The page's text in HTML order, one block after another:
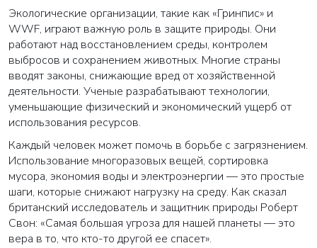
Экологические организации, такие как «Гринпис» и
WWF, играют важную роль в защите природы. Они
работают над восстановлением среды, контролем
выбросов и сохранением животных. Многие страны
вводят законы, снижающие вред от хозяйственной
деятельности. Ученые разрабатывают технологии,
уменьшающие физический и экономический ущерб от
использования ресурсов.
Каждый человек может помочь в борьбе с загрязнением.
Использование многоразовых вещей, сортировка
мусора, экономия воды и электроэнергии — это простые
шаги, которые снижают нагрузку на среду. Как сказал
британский исследователь и защитник природы Роберт
Свон: «Самая большая угроза для нашей планеты — это
вера в то, что кто-то другой ее спасет».